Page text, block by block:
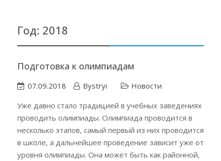
Год: 2018
Подготовка к олимпиадам
07.09.2018 Bystryi
Новости
Уже давно стало традицией в учебных заведениях
проводить олимпиады. Олимпиада проводится в
несколько этапов, самый первый из них проводится
в школе, а дальнейшее проведение зависит уже от
уровня олимпиады. Она может быть как районной,